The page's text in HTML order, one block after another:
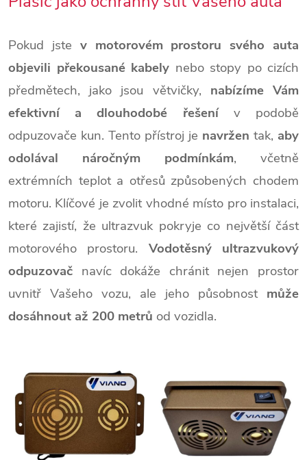
Pokud jste v motorovém prostoru svého auta
objevili překousané kabely nebo stopy po cizích
předmětech, jako jsou větvičky, nabízíme Vám
efektivní a dlouhodobé řešení v podobě
odpuzovače kun. Tento přístroj je navržen tak, aby
odolával náročným podmínkám, včetně
extrémních teplot a otřesů způsobených chodem
motoru. Klíčové je zvolit vhodné místo pro instalaci,
které zajistí, že ultrazvuk pokryje co největší část
motorového prostoru. Vodotěsný ultrazvukový
odpuzovač navíc dokáže chránit nejen prostor
uvnitř Vašeho vozu, ale jeho působnost může
dosáhnout až 200 metrů od vozidla.